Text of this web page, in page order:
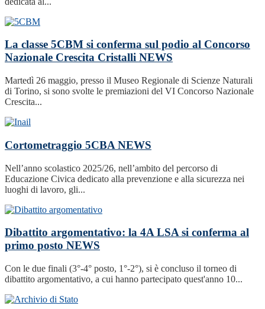
La classe 5CBM si conferma sul podio al Concorso
Nazionale Crescita Cristalli NEWS
Martedì 26 maggio, presso il Museo Regionale di Scienze Naturali
di Torino, si sono svolte le premiazioni del VI Concorso Nazionale
Crescita...
Cortometraggio 5CBA NEWS
Nell’anno scolastico 2025/26, nell’ambito del percorso di
Educazione Civica dedicato alla prevenzione e alla sicurezza nei
luoghi di lavoro, gli...
Dibattito argomentativo: la 4A LSA si conferma al
primo posto NEWS
Con le due finali (3°-4° posto, 1°-2°), si è concluso il torneo di
dibattito argomentativo, a cui hanno partecipato quest'anno 10...